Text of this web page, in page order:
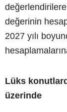
değerinin
2027 yılı
Lüks
üzerinde